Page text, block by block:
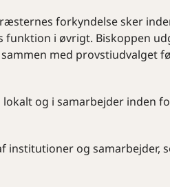
forkyndelse sker
i øvrigt. Biskoppen
med provstiudvalget
og i samarbejder inden
institutioner og samarbejder,